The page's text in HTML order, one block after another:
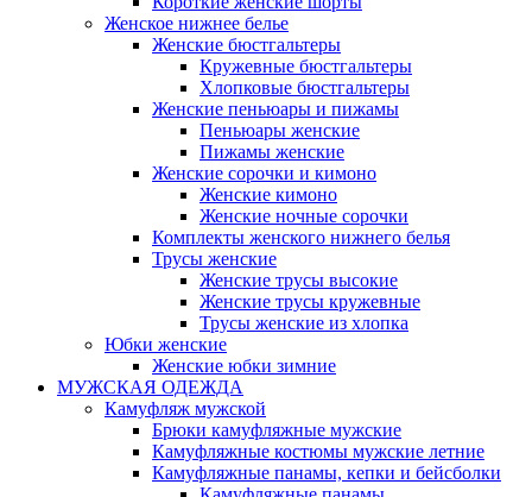
Женское нижнее белье
Женские бюстгальтеры
Кружевные бюстгальтеры
Хлопковые бюстгальтеры
Женские пеньюары и пижамы
Пеньюары женские
Пижамы женские
Женские сорочки и кимоно
Женские кимоно
Женские ночные сорочки
Комплекты женского нижнего белья
Трусы женские
Женские трусы высокие
Женские трусы кружевные
Трусы женские из хлопка
Юбки женские
Женские юбки зимние
МУЖСКАЯ ОДЕЖДА
Камуфляж мужской
Брюки камуфляжные мужские
Камуфляжные костюмы мужские летние
Камуфляжные панамы, кепки и бейсболки